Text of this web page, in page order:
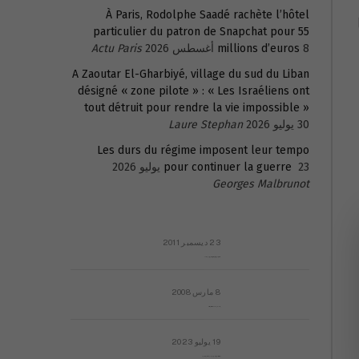
À Paris, Rodolphe Saadé rachète l’hôtel
particulier du patron de Snapchat pour 55
millions d’euros 8 أغسطس 2026
Actu Paris
A Zaoutar El-Gharbiyé, village du sud du Liban
désigné « zone pilote » : « Les Israéliens ont
tout détruit pour rendre la vie impossible »
30 يوليو 2026
Laure Stephan
Les durs du régime imposent leur tempo
pour continuer la guerre 23 يوليو 2026
Georges Malbrunot
23 ديسمبر 2011
8 مارس 2008
19 يوليو 2023